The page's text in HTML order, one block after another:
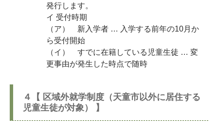
発行します。
イ 受付時期
（ア） 新入学者 … 入学する前年の10月か
ら受付開始
（イ） すでに在籍している児童生徒 … 変
更事由が発生した時点で随時
４【 区域外就学制度（天童市以外に居住する
児童生徒が対象） 】